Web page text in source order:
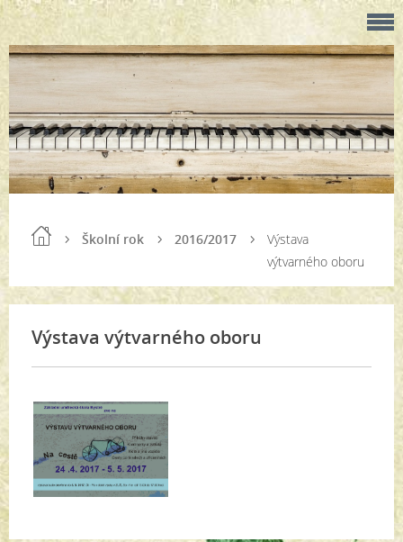
Školní rok 2016/2017
Výstava
výtvarného oboru
Výstava výtvarného oboru